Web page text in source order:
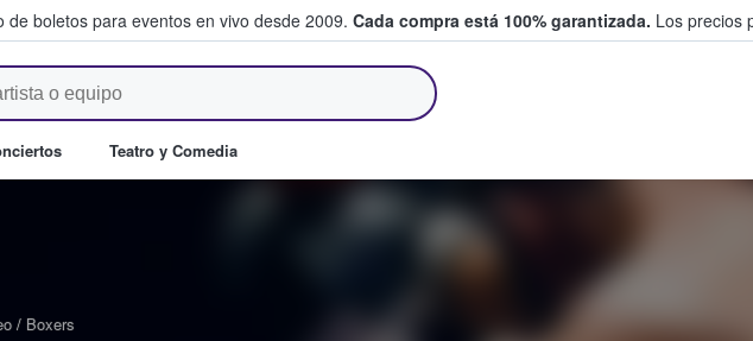
de boletos para eventos en vivo desde 2009. Cada compra está 100% garantizada. Los precios
los fans compran y venden boletos
Teatro y Comedia
/ Boxers